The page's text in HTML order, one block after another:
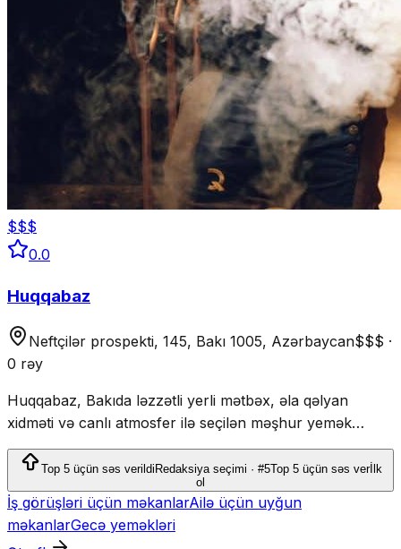
$$$
0.0
Huqqabaz
Neftçilər prospekti, 145, Bakı 1005, Azərbaycan$$$ ·
0 rəy
Huqqabaz, Bakıda ləzzətli yerli mətbəx, əla qəlyan
xidməti və canlı atmosfer ilə seçilən məşhur yemək
məkanıdır.
Top 5 üçün səs verildi Redaksiya seçimi · #5Top 5 üçün səs verİlk
ol
İş görüşləri üçün məkanlarAilə üçün uyğun
məkanlarGecə yeməkləri